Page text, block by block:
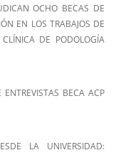
OCHO BECAS DE
EN LOS TRABAJOS DE
DE PODOLOGÍA
BECA ACP
LA UNIVERSIDAD: